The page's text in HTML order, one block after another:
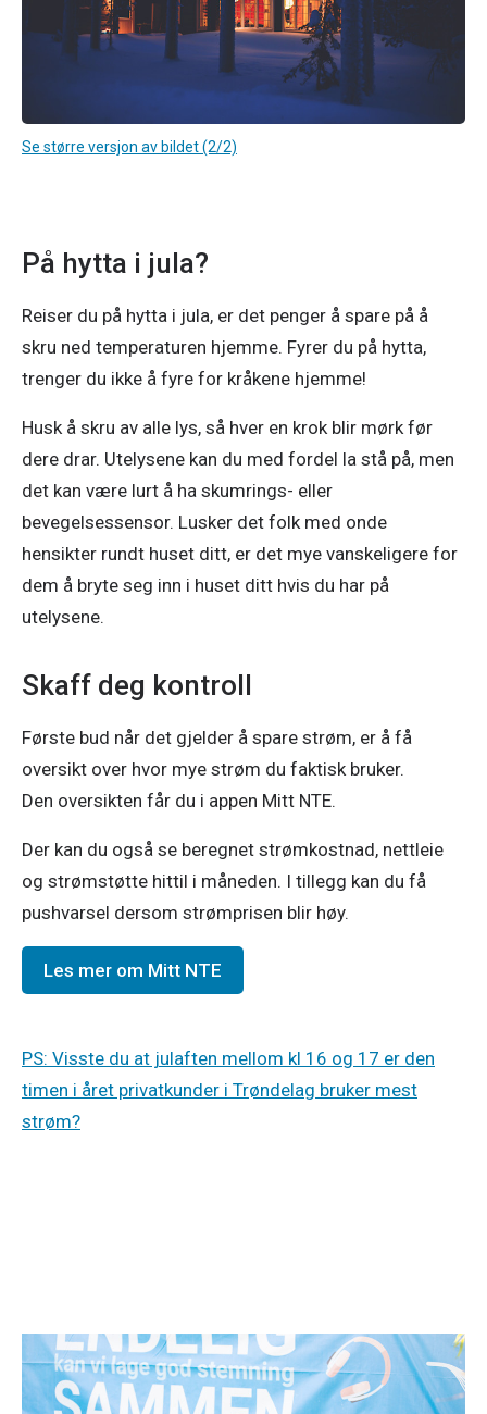
Se større versjon av bildet (2/2)
På hytta i jula?
Reiser du på hytta i jula, er det penger å spare på å
skru ned temperaturen hjemme. Fyrer du på hytta,
trenger du ikke å fyre for kråkene hjemme!
Husk å skru av alle lys, så hver en krok blir mørk før
dere drar. Utelysene kan du med fordel la stå på, men
det kan være lurt å ha skumrings- eller
bevegelsessensor. Lusker det folk med onde
hensikter rundt huset ditt, er det mye vanskeligere for
dem å bryte seg inn i huset ditt hvis du har på
utelysene.
Skaff deg kontroll
Første bud når det gjelder å spare strøm, er å få
oversikt over hvor mye strøm du faktisk bruker.
Den oversikten får du i appen Mitt NTE.
Der kan du også se beregnet strømkostnad, nettleie
og strømstøtte hittil i måneden. I tillegg kan du få
pushvarsel dersom strømprisen blir høy.
Les mer om Mitt NTE
PS: Visste du at julaften mellom kl 16 og 17 er den
timen i året privatkunder i Trøndelag bruker mest
strøm?
Strøm 1. juli 2026
Spar strøm i sommer!